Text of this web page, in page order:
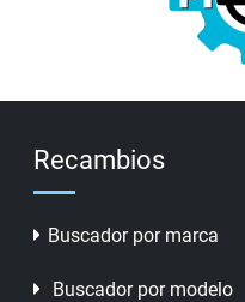
Recambios
Buscador por marca
Buscador por modelo